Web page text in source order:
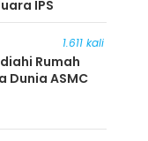
IPS
1.611 kali
Rumah
Dunia ASMC